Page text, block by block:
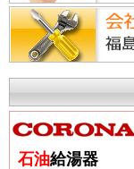
石油給湯器